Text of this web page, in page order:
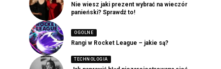
Nie wiesz jaki prezent wybrać na wieczór
panieński? Sprawdź to!
OGOLNE
Rangi w Rocket League – jakie są?
TECHNOLOGIA